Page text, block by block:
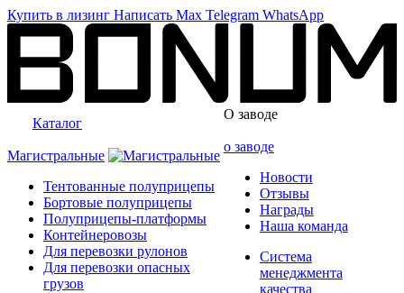
Купить в лизинг Написать Max Telegram WhatsApp
Каталог
Магистральные
Тентованные полуприцепы
Бортовые полуприцепы
Полуприцепы-платформы
Контейнеровозы
Для перевозки рулонов
Для перевозки опасных
грузов
О заводе
о заводе
Новости
Отзывы
Награды
Наша команда
Система
менеджмента
качества